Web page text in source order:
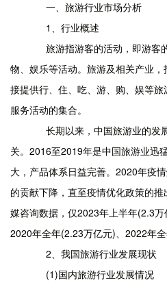
一、旅游行业市场分析
1、行业概述
旅游指游客的活动，即游客
物、娱乐等活动。旅游及相关产业
接提供行、住、吃、游、购、娱等
服务活动的集合。
长期以来，中国旅游业的发
关。2016至2019年是中国旅游业迅
大，产品体系日益完善。2020年疫
的贡献下降，直至疫情优化政策的
媒咨询数据，仅2023年上半年(2.3
2020年全年(2.23万亿元)、2022年全
2、我国旅游行业发展现状
(1)国内旅游行业发展情况